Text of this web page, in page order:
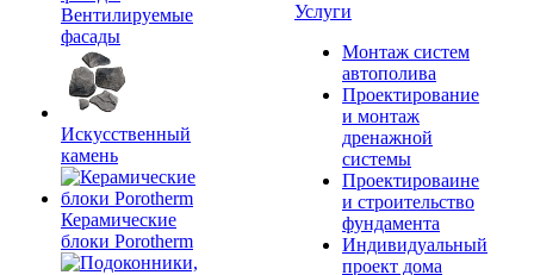
Вентилируемые
фасады
Искусственный
камень
Керамические
блоки Porotherm
Услуги
Монтаж систем
автополива
Проектирование
и монтаж
дренажной
системы
Проектироваине
и строительство
фундамента
Индивидуальный
проект дома